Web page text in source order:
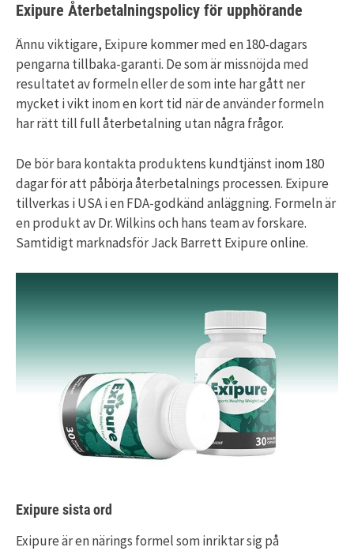
Exipure Återbetalningspolicy för upphörande
Ännu viktigare, Exipure kommer med en 180-dagars
pengarna tillbaka-garanti. De som är missnöjda med
resultatet av formeln eller de som inte har gått ner
mycket i vikt inom en kort tid när de använder formeln
har rätt till full återbetalning utan några frågor.
De bör bara kontakta produktens kundtjänst inom 180
dagar för att påbörja återbetalnings processen. Exipure
tillverkas i USA i en FDA-godkänd anläggning. Formeln är
en produkt av Dr. Wilkins och hans team av forskare.
Samtidigt marknadsför Jack Barrett Exipure online.
Exipure sista ord
Exipure är en närings formel som inriktar sig på